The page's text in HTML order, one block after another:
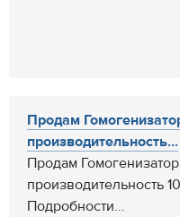
Продам
производительность...
Продам
производительность
Подробности...